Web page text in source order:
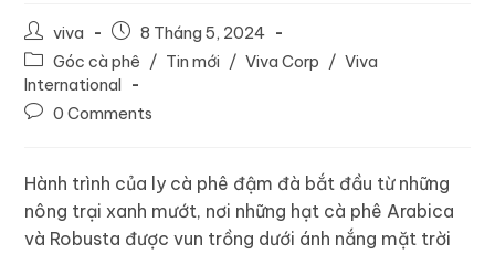
viva
8 Tháng 5, 2024
Góc cà phê / Tin mới / Viva Corp / Viva
International
0 Comments
Hành trình của ly cà phê đậm đà bắt đầu từ những
nông trại xanh mướt, nơi những hạt cà phê Arabica
và Robusta được vun trồng dưới ánh nắng mặt trời